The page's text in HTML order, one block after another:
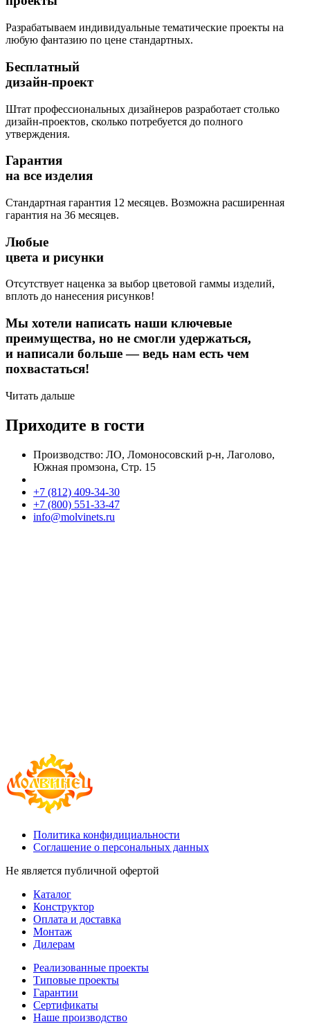
Разрабатываем индивидуальные тематические проекты на
любую фантазию по цене стандартных.
Бесплатный
дизайн-проект
Штат профессиональных дизайнеров разработает столько
дизайн-проектов, сколько потребуется до полного
утверждения.
Гарантия
на все изделия
Стандартная гарантия 12 месяцев. Возможна расширенная
гарантия на 36 месяцев.
Любые
цвета и рисунки
Отсутствует наценка за выбор цветовой гаммы изделий,
вплоть до нанесения рисунков!
Мы хотели написать наши ключевые
преимущества, но не смогли удержаться,
и написали больше — ведь нам есть чем
похвастаться!
Читать дальше
Приходите в гости
Производство: ЛО, Ломоносовский р-н, Лаголово,
Южная промзона, Стр. 15
+7 (812) 409-34-30
+7 (800) 551-33-47
info@molvinets.ru
Политика конфидициальности
Соглашение о персональных данных
Не является публичной офертой
Каталог
Конструктор
Оплата и доставка
Монтаж
Дилерам
Реализованные проекты
Типовые проекты
Гарантии
Сертификаты
Наше производство